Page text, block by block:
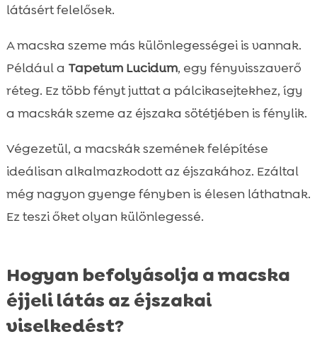
látásért felelősek.
A macska szeme más különlegességei is vannak.
Például a Tapetum Lucidum, egy fényvisszaverő
réteg. Ez több fényt juttat a pálcikasejtekhez, így
a macskák szeme az éjszaka sötétjében is fénylik.
Végezetül, a macskák szemének felépítése
ideálisan alkalmazkodott az éjszakához. Ezáltal
még nagyon gyenge fényben is élesen láthatnak.
Ez teszi őket olyan különlegessé.
Hogyan befolyásolja a macska
éjjeli látás az éjszakai
viselkedést?